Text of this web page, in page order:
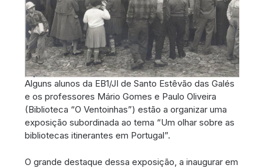
Alguns alunos da EB1/JI de Santo Estêvão das Galés
e os professores Mário Gomes e Paulo Oliveira
(Biblioteca “O Ventoinhas”) estão a organizar uma
exposição subordinada ao tema “Um olhar sobre as
bibliotecas itinerantes em Portugal”.
O grande destaque dessa exposição, a inaugurar em